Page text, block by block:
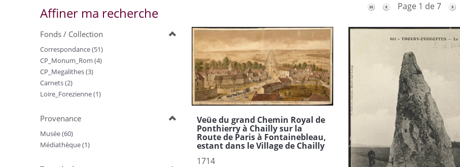
Affiner ma recherche
Fonds / Collection
Correspondance (51)
CP_Monum_Rom (4)
CP_Megalithes (3)
Carnets (2)
Loire_Forezienne (1)
Provenance
Musée (60)
Médiathèque (1)
Page 1 de 7
Veüe du grand Chemin Royal de
Ponthierry à Chailly sur la
Route de Paris à Fontainebleau,
estant dans le Village de Chailly
1714